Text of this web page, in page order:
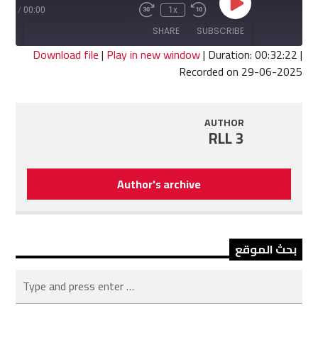
Play
Episode
Rewind
10
Seconds
1x
Fast
seconds
00:00
/
SUBSCRIBE
SHARE
SHARE
Download file| Play in new window| Duration: 00:32:22|
Recorded on 29-06-2025
AUTHOR
RLL 3
Author's archive
بحث الموقع